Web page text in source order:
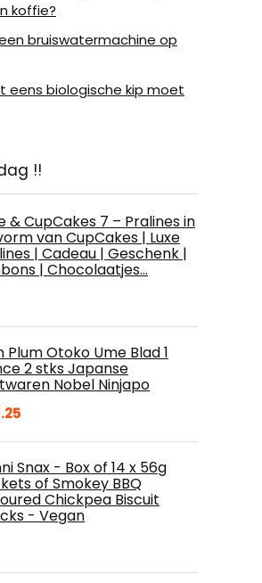
koffie?
bruiswatermachine op
eens biologische kip moet
!!
& CupCakes 7 – Pralines in
van CupCakes | Luxe
| Cadeau | Geschenk |
| Chocolaatjes…
Plum Otoko Ume Blad 1
2 stks Japanse
Nobel Ninjapo
Snax - Box of 14 x 56g
of Smokey BBQ
Chickpea Biscuit
- Vegan